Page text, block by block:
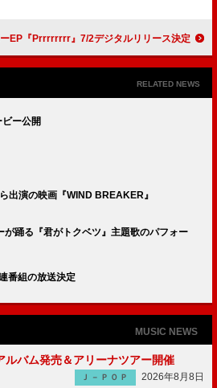
、ニューEP『Prrrrrrrr』7/2デジタルリリース決定
RELATED NEWS
ー公開
出演の映画『WIND BREAKER』
踊る『君がトクベツ』主題歌のパフォー
番組の放送決定
MUSIC NEWS
バム発売＆アリーナツアー開催
Ｊ－ＰＯＰ
2026年8月8日